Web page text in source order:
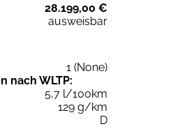
28.199,00 €
ausweisbar
1 (None)
nach WLTP:
5,7 l/100km
129 g/km
D